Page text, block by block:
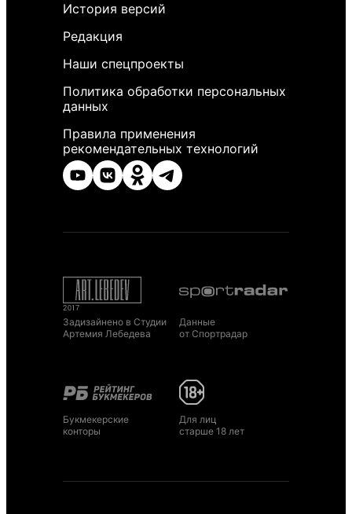
История версий
Редакция
Наши спецпроекты
Политика обработки персональных
данных
Правила применения
рекомендательных технологий
Задизайнено в Студии
Артемия Лебедева
Данные
от Спортрадар
Букмекерские
конторы
Для лиц
старше 18 лет